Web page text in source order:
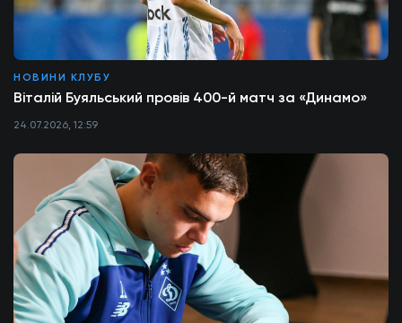
НОВИНИ КЛУБУ
Віталій Буяльський провів 400-й матч за «Динамо»
24.07.2026, 12:59